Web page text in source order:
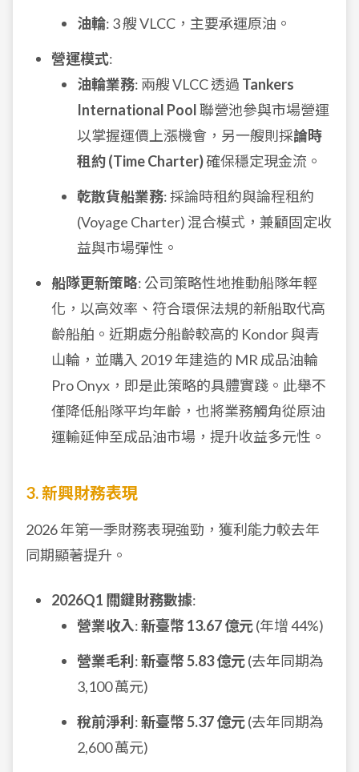
油輪: 3 艘 VLCC，主要承運原油。
營運模式:
油輪業務: 兩艘 VLCC 透過 Tankers
International Pool聯營池參與市場營運
以掌握運價上漲機會，另一艘則採論時
租約 (Time Charter)確保穩定現金流。
乾散貨船業務: 採論時租約與論程租約
(Voyage Charter) 混合模式，兼顧固定收
益與市場彈性。
船隊更新策略: 公司策略性地推動船隊年輕
化，以高效率、符合環保法規的新船取代高
齡船舶。近期處分船齡較高的 Kondor 與青
山輪，並購入 2019 年建造的 MR 成品油輪
Pro Onyx，即是此策略的具體實踐。此舉不
僅降低船隊平均年齡，也將業務觸角從原油
運輸延伸至成品油市場，提升收益多元性。
3. 新興財務表現
2026 年第一季財務表現強勁，獲利能力較去年
同期顯著提升。
2026Q1 關鍵財務數據:
營業收入:新臺幣 13.67 億元(年增 44%)
營業毛利 :新臺幣 5.83 億元(去年同期為
3,100 萬元)
稅前淨利 :新臺幣 5.37 億元(去年同期為
2,600 萬元)